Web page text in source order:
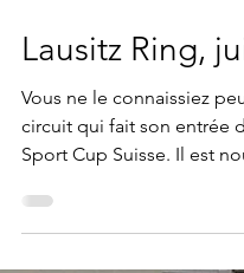
2 juil. 2021 1 min de lecture
Lausitz Ring,
Vous ne le connaissiez
circuit qui fait son entrée